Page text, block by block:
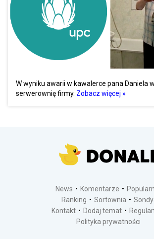
W wyniku awarii w kawalerce pana Daniela
serwerownię firmy. Zobacz więcej »
News Komentarze
Ranking
Sortownia
Sondy
Kontakt
Dodaj temat
Polityka prywatności